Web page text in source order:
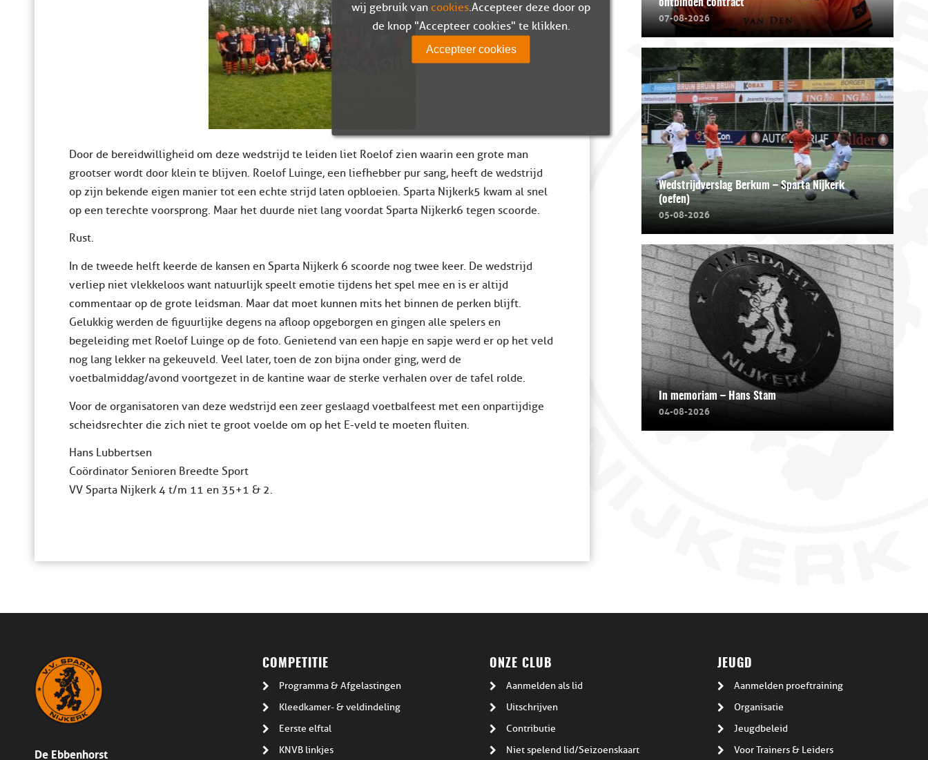
Door de bereidwilligheid om deze wedstrijd te leiden liet Roelof zien waarin een grote man
grootser wordt door klein te blijven. Roelof Luinge, een liefhebber pur sang, heeft de wedstrijd
op zijn bekende eigen manier tot een echte strijd laten opbloeien. Sparta Nijkerk 5 kwam al snel
op een terechte voorsprong. Maar het duurde niet lang voordat Sparta Nijkerk 6 tegen scoorde.
Rust.
In de tweede helft keerde de kansen en Sparta Nijkerk 6 scoorde nog twee keer. De wedstrijd
verliep niet vlekkeloos want natuurlijk speelt emotie tijdens het spel mee en is er altijd
commentaar op de grote leidsman. Maar dat moet kunnen mits het binnen de perken blijft.
Gelukkig werden de figuurlijke degens na afloop opgeborgen en gingen alle spelers en
begeleiding met Roelof Luinge op de foto. Genietend van een hapje en sapje werd er op het veld
nog lang lekker na gekeuveld. Veel later, toen de zon bijna onder ging, werd de
voetbalmiddag/avond voortgezet in de kantine waar de sterke verhalen over de tafel rolde.
Voor de organisatoren van deze wedstrijd een zeer geslaagd voetbalfeest met een onpartijdige
scheidsrechter die zich niet te groot voelde om op het E-veld te moeten fluiten.
Hans Lubbertsen
Coördinator Senioren Breedte Sport
VV Sparta Nijkerk 4 t/m 11 en 35+1 & 2.
ontbinden contract
07-08-2026
Wedstrijdverslag Berkum – Sparta Nijkerk
(oefen)
05-08-2026
In memoriam – Hans Stam
04-08-2026
De Ebbenhorst
COMPETITIE
Programma & Afgelastingen
Kleedkamer- & veldindeling
Eerste elftal
KNVB linkjes
ONZE CLUB
Aanmelden als lid
Uitschrijven
Contributie
Niet spelend lid/Seizoenskaart
JEUGD
Aanmelden proeftraining
Organisatie
Jeugdbeleid
Voor Trainers & Leiders
wij gebruik van cookies. Accepteer deze door op
de knop "Accepteer cookies" te klikken.
Accepteer cookies